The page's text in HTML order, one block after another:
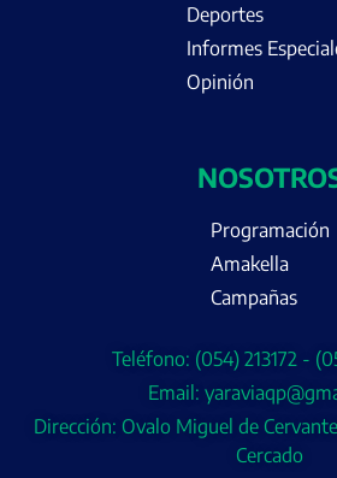
Deportes
Informes
Opinión
Programación
Amakella
Campañas
Teléfono: (054) 213172 -
Email:
Dirección: Ovalo Miguel de
Cercado